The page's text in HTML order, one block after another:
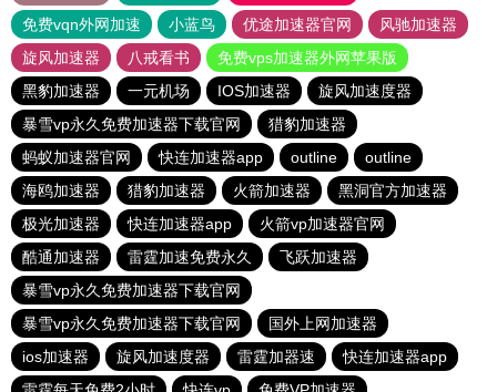
免费vqn外网加速
小蓝鸟 优途加速器官网
风驰加速器
旋风加速器
八戒看书
免费vps加速器外网苹果版
黑豹加速器
一元机场 IOS加速器
旋风加速度器
暴雪vp永久免费加速器下载官网
猎豹加速器
蚂蚁加速器官网
快连加速器app outline
outline
海鸥加速器
猎豹加速器 火箭加速器
黑洞官方加速器
极光加速器
快连加速器app
火箭vp加速器官网
酷通加速器
雷霆加速免费永久
飞跃加速器
暴雪vp永久免费加速器下载官网
暴雪vp永久免费加速器下载官网
国外上网加速器
ios加速器
旋风加速度器 雷霆加器速
快连加速器app